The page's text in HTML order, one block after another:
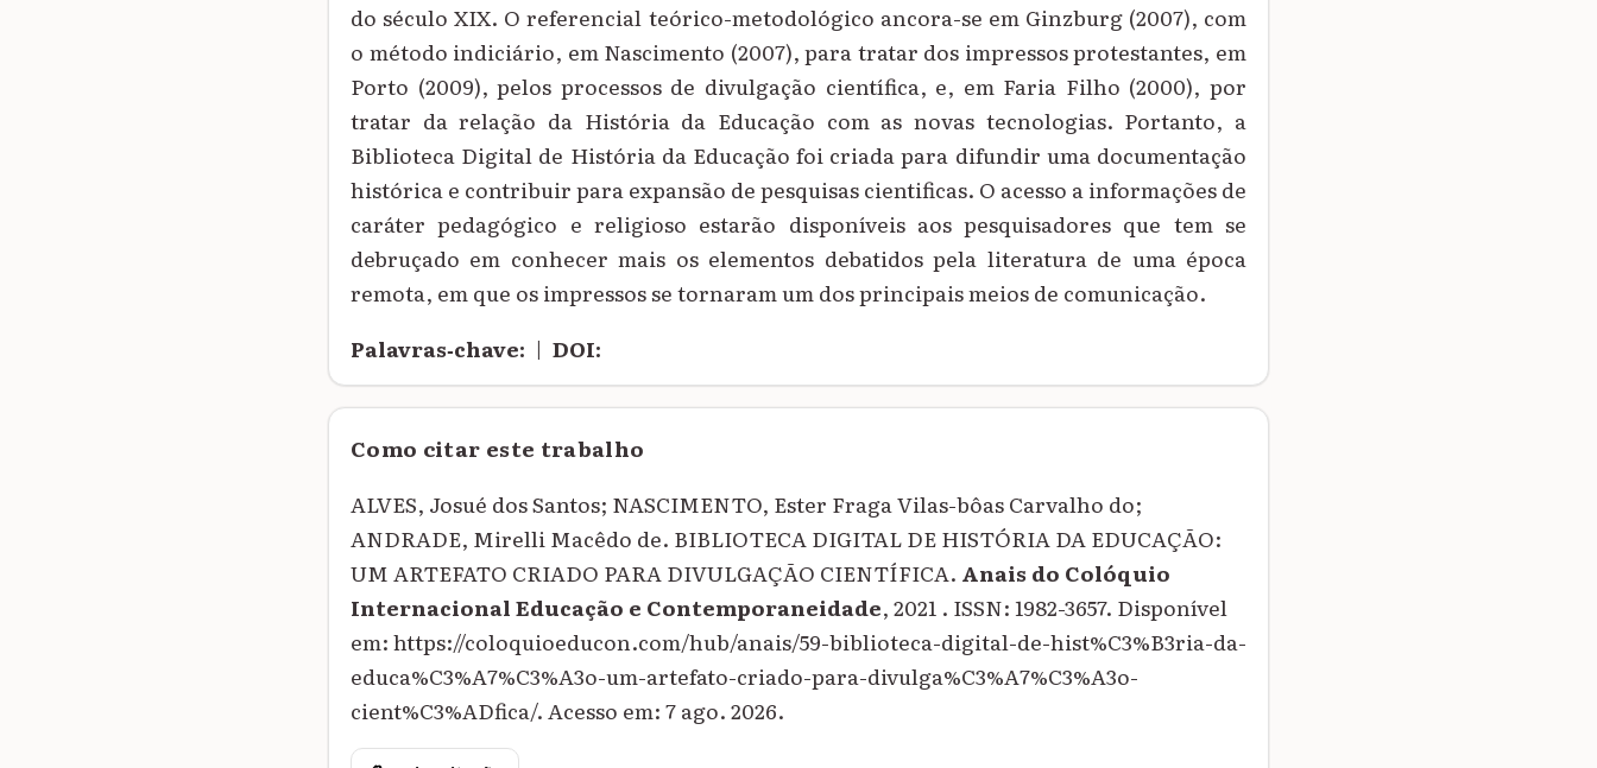
do século XIX. O referencial teórico-metodológico ancora-se em Ginzburg (2007), com
o método indiciário, em Nascimento (2007), para tratar dos impressos protestantes, em
Porto (2009), pelos processos de divulgação científica, e, em Faria Filho (2000), por
tratar da relação da História da Educação com as novas tecnologias. Portanto, a
Biblioteca Digital de História da Educação foi criada para difundir uma documentação
histórica e contribuir para expansão de pesquisas cientificas. O acesso a informações de
caráter pedagógico e religioso estarão disponíveis aos pesquisadores que tem se
debruçado em conhecer mais os elementos debatidos pela literatura de uma época
remota, em que os impressos se tornaram um dos principais meios de comunicação.
Palavras‑chave: | DOI:
Como citar este trabalho
ALVES, Josué dos Santos; NASCIMENTO, Ester Fraga Vilas-bôas Carvalho do;
ANDRADE, Mirelli Macêdo de. BIBLIOTECA DIGITAL DE HISTÓRIA DA EDUCAÇÃO:
UM ARTEFATO CRIADO PARA DIVULGAÇÃO CIENTÍFICA. Anais do Colóquio
Internacional Educação e Contemporaneidade, 2021 . ISSN: 1982-3657. Disponível
em: https://coloquioeducon.com/hub/anais/59-biblioteca-digital-de-hist%C3%B3ria-da-
educa%C3%A7%C3%A3o-um-artefato-criado-para-divulga%C3%A7%C3%A3o-
cient%C3%ADfica/. Acesso em: 7 ago. 2026.